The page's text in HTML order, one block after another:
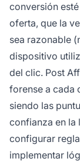
conversión
oferta, que la
sea razonable
dispositivo
del clic. Post
forense a cada
siendo las
confianza en la
configurar
implementar